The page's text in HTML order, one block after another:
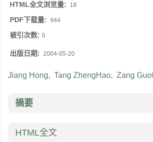
HTML全文浏览量: 18
PDF下载量: 944
被引次数: 0
出版日期: 2004-05-20
Jiang Hong, Tang ZhengHao, Zang
摘要
HTML全文